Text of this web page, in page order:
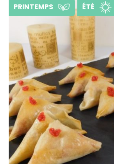
PRINTEMPS ÉTÉ